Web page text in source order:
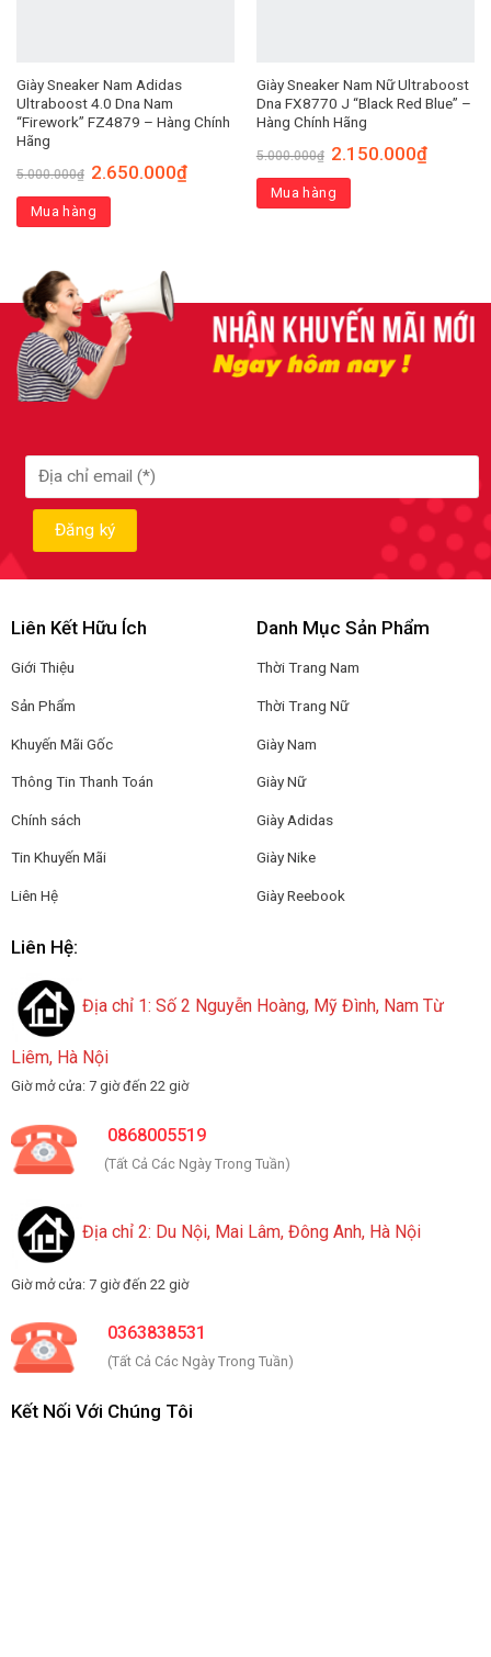
Giày Sneaker Nam Adidas
Ultraboost 4.0 Dna Nam
“Firework” FZ4879 – Hàng Chính
Hãng
5.000.000₫ 2.650.000₫
Mua hàng
Giày Sneaker Nam Nữ Ultraboost
Dna FX8770 J “Black Red Blue” –
Hàng Chính Hãng
5.000.000₫ 2.150.000₫
Mua hàng
Liên Kết Hữu Ích
Giới Thiệu
Sản Phẩm
Khuyến Mãi Gốc
Thông Tin Thanh Toán
Chính sách
Tin Khuyến Mãi
Liên Hệ
Danh Mục Sản Phẩm
Thời Trang Nam
Thời Trang Nữ
Giày Nam
Giày Nữ
Giày Adidas
Giày Nike
Giày Reebook
Liên Hệ:
Địa chỉ 1: Số 2 Nguyễn Hoàng, Mỹ Đình, Nam Từ
Liêm, Hà Nội
Giờ mở cửa: 7 giờ đến 22 giờ
0868005519
(Tất Cả Các Ngày Trong Tuần)
Địa chỉ 2: Du Nội, Mai Lâm, Đông Anh, Hà Nội
Giờ mở cửa: 7 giờ đến 22 giờ
0363838531
(Tất Cả Các Ngày Trong Tuần)
Kết Nối Với Chúng Tôi